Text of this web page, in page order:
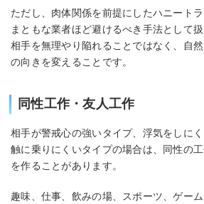
ただし、肉体関係を前提にしたハニート
まともな業者ほど避けるべき手法として
相手を無理やり陥れることではなく、自
の向きを変えることです。
同性工作・友人工作
相手が警戒心の強いタイプ、浮気をしに
触に乗りにくいタイプの場合は、同性の
を作ることがあります。
趣味、仕事、飲みの場、スポーツ、ゲー